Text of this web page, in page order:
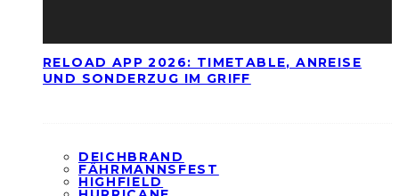
RELOAD APP 2026: TIMETABLE, ANREISE
UND SONDERZUG IM GRIFF
DEICHBRAND
FÄHRMANNSFEST
HIGHFIELD